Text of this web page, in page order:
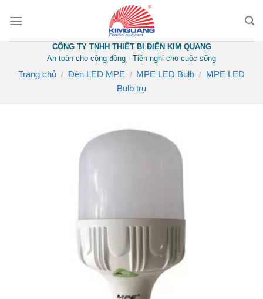
CÔNG TY TNHH THIẾT BỊ ĐIỆN KIM QUANG
An toàn cho cộng đồng - Tiện nghi cho cuộc sống
Trang chủ / Đèn LED MPE / MPE LED Bulb / MPE LED
Bulb trụ